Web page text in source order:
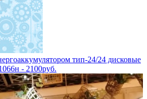
тип-24/24 дисковые
- 2100руб.